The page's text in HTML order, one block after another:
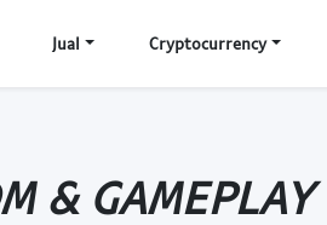
Jual Cryptocurrency
& GAMEPLAY